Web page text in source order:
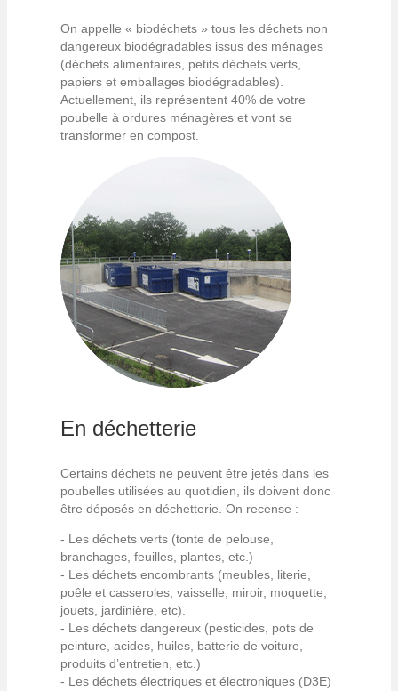
On appelle « biodéchets » tous les déchets non
dangereux biodégradables issus des ménages
(déchets alimentaires, petits déchets verts,
papiers et emballages biodégradables).
Actuellement, ils représentent 40% de votre
poubelle à ordures ménagères et vont se
transformer en compost.
En déchetterie
Certains déchets ne peuvent être jetés dans les
poubelles utilisées au quotidien, ils doivent donc
être déposés en déchetterie. On recense :
- Les déchets verts (tonte de pelouse,
branchages, feuilles, plantes, etc.)
- Les déchets encombrants (meubles, literie,
poêle et casseroles, vaisselle, miroir, moquette,
jouets, jardinière, etc).
- Les déchets dangereux (pesticides, pots de
peinture, acides, huiles, batterie de voiture,
produits d’entretien, etc.)
- Les déchets électriques et électroniques (D3E)